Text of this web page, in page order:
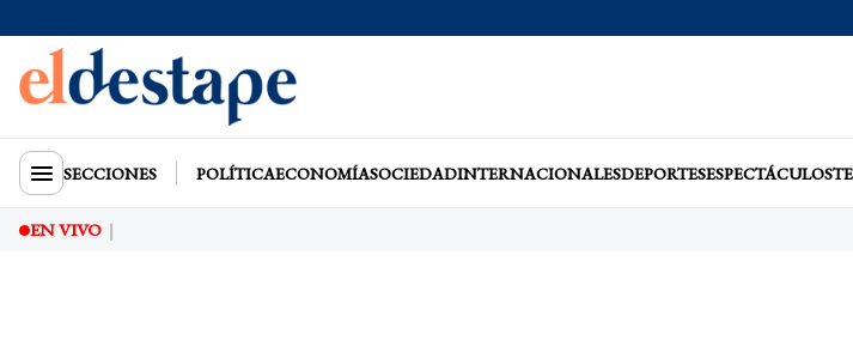
SECCIONES POLÍTICAECONOMÍASOCIEDADINTERNACIONALESDEPORTESESPECTÁCULOS
EN VIVO